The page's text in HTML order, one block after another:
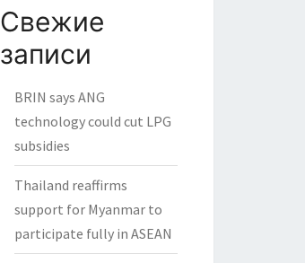
Свежие
записи
BRIN says ANG
technology could cut LPG
subsidies
Thailand reaffirms
support for Myanmar to
participate fully in ASEAN